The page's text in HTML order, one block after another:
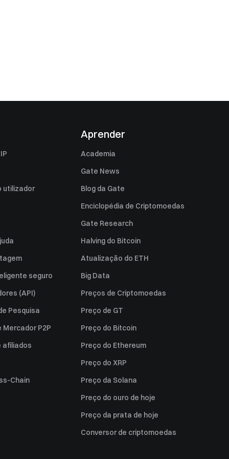
utilizador
seguro
(API)
Pesquisa
P2P
afiliados
Chain
Aprender
Academia
Gate News
Blog da Gate
Enciclopédia de Criptomoedas
Gate Research
Halving do Bitcoin
Atualização do ETH
Big Data
Preços de Criptomoedas
Preço de GT
Preço do Bitcoin
Preço do Ethereum
Preço do XRP
Preço da Solana
Preço do ouro de hoje
Preço da prata de hoje
Conversor de criptomoedas